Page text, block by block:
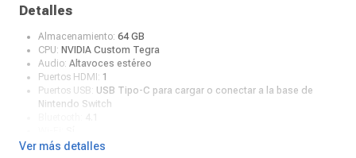
Detalles
Almacenamiento: 64 GB
CPU: NVIDIA Custom Tegra
Audio: Altavoces estéreo
Puertos HDMI: 1
Puertos USB: USB Tipo-C para cargar o conectar a la base de
Nintendo Switch
Juegos online:Selecciona "Nintendo eShop" en el menú HOME y
Ver más detalles